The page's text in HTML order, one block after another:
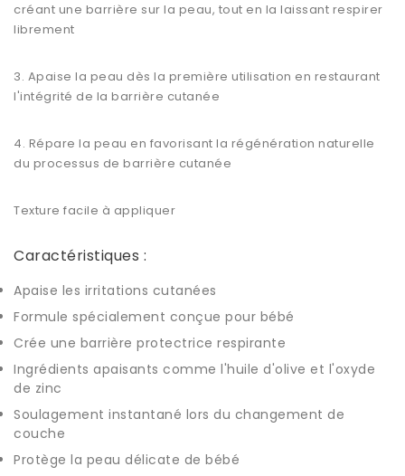
créant une barrière sur la peau, tout en la laissant respirer
librement
3. Apaise la peau dès la première utilisation en restaurant
l'intégrité de la barrière cutanée
4. Répare la peau en favorisant la régénération naturelle
du processus de barrière cutanée
Texture facile à appliquer
Caractéristiques :
Apaise les irritations cutanées
Formule spécialement conçue pour bébé
Crée une barrière protectrice respirante
Ingrédients apaisants comme l'huile d'olive et l'oxyde
de zinc
Soulagement instantané lors du changement de
couche
Protège la peau délicate de bébé